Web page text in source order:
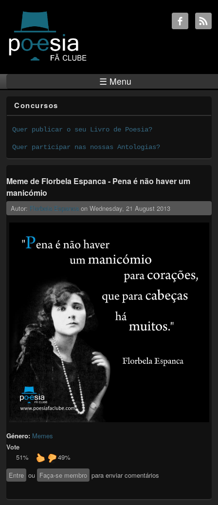
☰ Menu
Concursos
Quer publicar o seu Livro de Poesia?
Quer participar nas nossas Antologias?
Meme de Florbela Espanca - Pena é não haver um
manicómio
Autor: Florbela Espanca onWednesday, 21 August 2013
Género: Memes
Vote
51%
49%
Entre ou Faça-se membro para enviar comentários